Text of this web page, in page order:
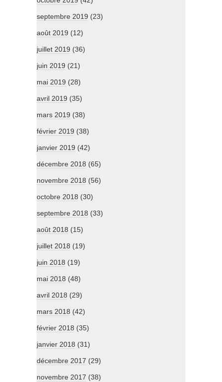
septembre 2019 (23)
août 2019 (12)
juillet 2019 (36)
juin 2019 (21)
mai 2019 (28)
avril 2019 (35)
mars 2019 (38)
février 2019 (38)
janvier 2019 (42)
décembre 2018 (65)
novembre 2018 (56)
octobre 2018 (30)
septembre 2018 (33)
août 2018 (15)
juillet 2018 (19)
juin 2018 (19)
mai 2018 (48)
avril 2018 (29)
mars 2018 (42)
février 2018 (35)
janvier 2018 (31)
décembre 2017 (29)
novembre 2017 (38)